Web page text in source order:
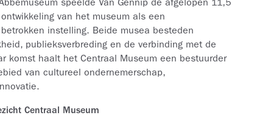
speelde Van Gennip de afgelopen 11,5
van het museum als een
instelling. Beide musea besteden
publieksverbreding en de verbinding met de
komst haalt het Centraal Museum een bestuurder
van cultureel ondernemerschap,
Centraal Museum